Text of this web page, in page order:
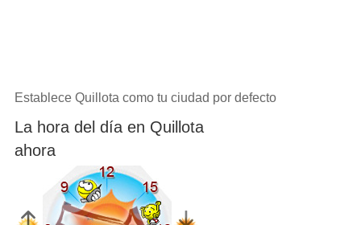
Establece Quillota como tu ciudad por defecto
La hora del día en Quillota
ahora